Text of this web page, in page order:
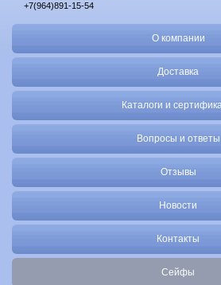
+7(964)891-15-54
О компании
Доставка
Каталоги и
Вопросы и ответы
Отзывы
Новости
Контакты
Сейфы